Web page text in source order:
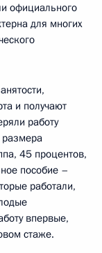
официального
для многих
и получают
работу
размера
45 процентов,
пособие –
работали,
впервые,
стаже.